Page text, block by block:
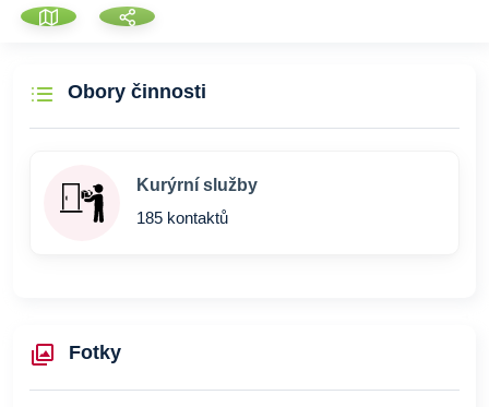
Obory činnosti
Kurýrní služby
185 kontaktů
Fotky